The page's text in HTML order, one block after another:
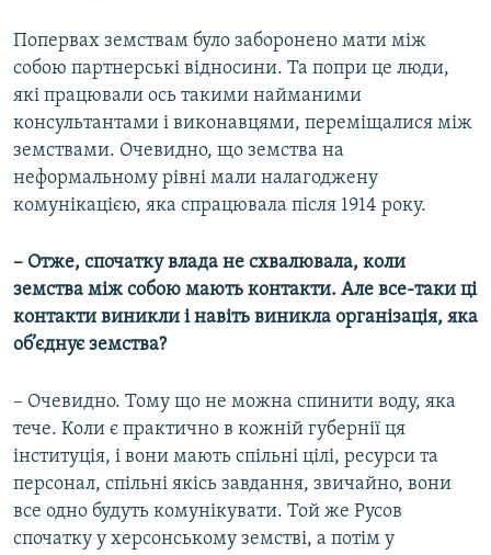
Попервах земствам було заборонено мати між
собою партнерські відносини. Та попри це люди,
які працювали ось такими найманими
консультантами і виконавцями, переміщалися між
земствами. Очевидно, що земства на
неформальному рівні мали налагоджену
комунікацією, яка спрацювала після 1914 року.
– Отже, спочатку влада не схвалювала, коли
земства між собою мають контакти. Але все-таки ці
контакти виникли і навіть виникла організація, яка
об’єднує земства?
– Очевидно. Тому що не можна спинити воду, яка
тече. Коли є практично в кожній губернії ця
інституція, і вони мають спільні цілі, ресурси та
персонал, спільні якісь завдання, звичайно, вони
все одно будуть комунікувати. Той же Русов
спочатку у херсонському земстві, а потім у